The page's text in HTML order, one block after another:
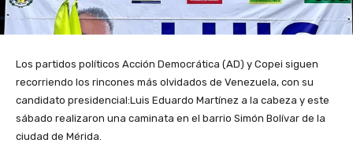
Los partidos políticos Acción Democrática (AD) y Copei siguen
recorriendo los rincones más olvidados de Venezuela, con su
candidato presidencial:Luis Eduardo Martínez a la cabeza y este
sábado realizaron una caminata en el barrio Simón Bolívar de la
ciudad de Mérida.